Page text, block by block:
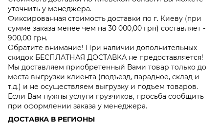
уточнить у менеджера.
Фиксированная стоимость доставки по г. Киеву (при
сумме заказа менее чем на 30 000,00 грн) составляет -
900,00 грн.
Обратите внимание! При наличии дополнительных
скидок БЕСПЛАТНАЯ ДОСТАВКА не предоставляется!
Мы доставляем приобретенный Вами товар только до
места выгрузки клиента (подъезд, парадное, склад и
т.д.) и не осуществляем выгрузку и подъем товаров.
Если Вам нужны услуги грузчиков, просьба сообщить
при оформлении заказа у менеджера.
ДОСТАВКА В РЕГИОНЫ